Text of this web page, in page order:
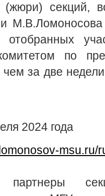
(жюри) секций,
М.В.Ломоносова
по
чем за две
2024 года
msu.ru/
партнеры